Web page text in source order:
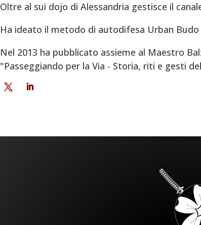
Oltre al sui dojo di Alessandria gestisce il
Ha ideato il metodo di autodifesa Urban
Nel 2013 ha pubblicato assieme al Maestro
"Passeggiando per la Via - Storia, riti e gesti